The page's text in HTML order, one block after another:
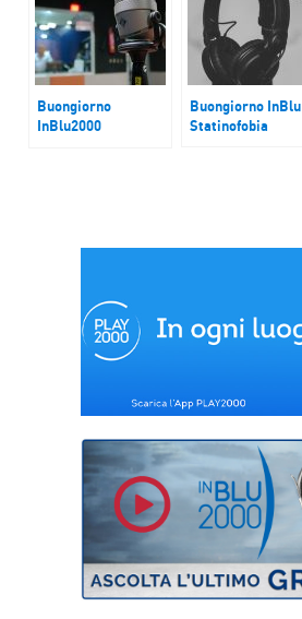
Buongiorno
InBlu2000
Buongiorno InBlu
Statinofobia